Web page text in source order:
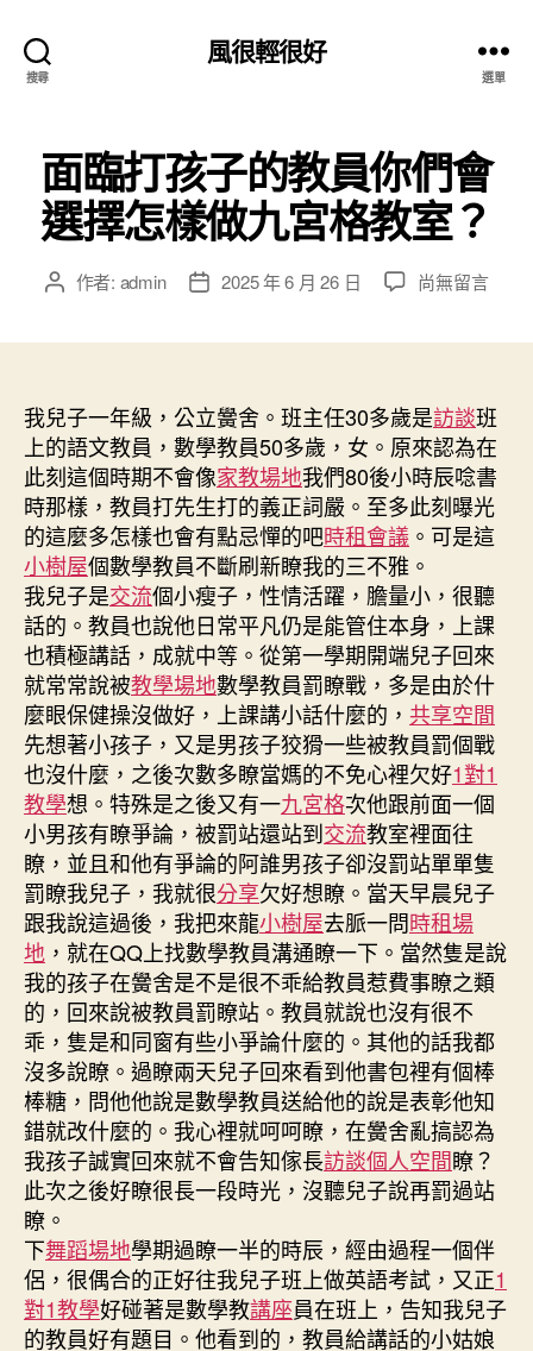
搜尋
風很輕很好
選單
面臨打孩子的教員你們會
選擇怎樣做九宮格教室？
文 作者: admin
文
期
2025 年 6 月 26 日
在
子
的
教
員
你
們
會
選
擇
怎
樣
做
九
宮
格
教
室？〉
中
尚無留言
我兒子一年級，公立黌舍。班主任30多歲是訪談班
上的語文教員，數學教員50多歲，女。原來認為在
此刻這個時期不會像家教場地我們80後小時辰唸書
時那樣，教員打先生打的義正詞嚴。至多此刻曝光
的這麼多怎樣也會有點忌憚的吧時租會議 。可是這
小樹屋個數學教員不斷刷新瞭我的三不雅。
我兒子是交流個小瘦子，性情活躍，膽量小，很聽
話的。教員也說他日常平凡仍是能管住本身，上課
也積極講話，成就中等。從第一學期開端兒子回來
就常常說被教學場地數學教員罰瞭戰，多是由於什
麼眼保健操沒做好，上課講小話什麼的， 共享空間
先想著小孩子，又是男孩子狡猾一些被教員罰個戰
也沒什麼，之後次數多瞭當媽的不免心裡欠好1對1
教學想。特殊是之後又有一九宮格次他跟前面一個
小男孩有瞭爭論，被罰站還站到交流教室裡面往
瞭，並且和他有爭論的阿誰男孩子卻沒罰站單單隻
罰瞭我兒子，我就很分享欠好想瞭。當天早晨兒子
跟我說這過後，我把來龍小樹屋去脈一問時租場
地 ，就在QQ上找數學教員溝通瞭一下。當然隻是說
我的孩子在黌舍是不是很不乖給教員惹費事瞭之類
的，回來說被教員罰瞭站。教員就說也沒有很不
乖，隻是和同窗有些小爭論什麼的。其他的話我都
沒多說瞭。過瞭兩天兒子回來看到他書包裡有個棒
棒糖，問他他說是數學教員送給他的說是表彰他知
錯就改什麼的。我心裡就呵呵瞭，在黌舍亂搞認為
我孩子誠實回來就不會告知傢長訪談個人空間瞭？
此次之後好瞭很長一段時光，沒聽兒子說再罰過站
瞭。
下舞蹈場地學期過瞭一半的時辰，經由過程一個伴
侶，很偶合的正好往我兒子班上做英語考試，又正1
對1教學好碰著是數學教講座員在班上，告知我兒子
的教員好有題目。他看到的，教員給講話的小姑娘